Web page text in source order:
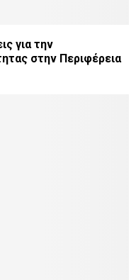
για την
στην Περιφέρεια